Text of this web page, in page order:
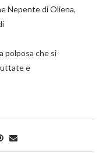
Nepente di Oliena,
polposa che si
e